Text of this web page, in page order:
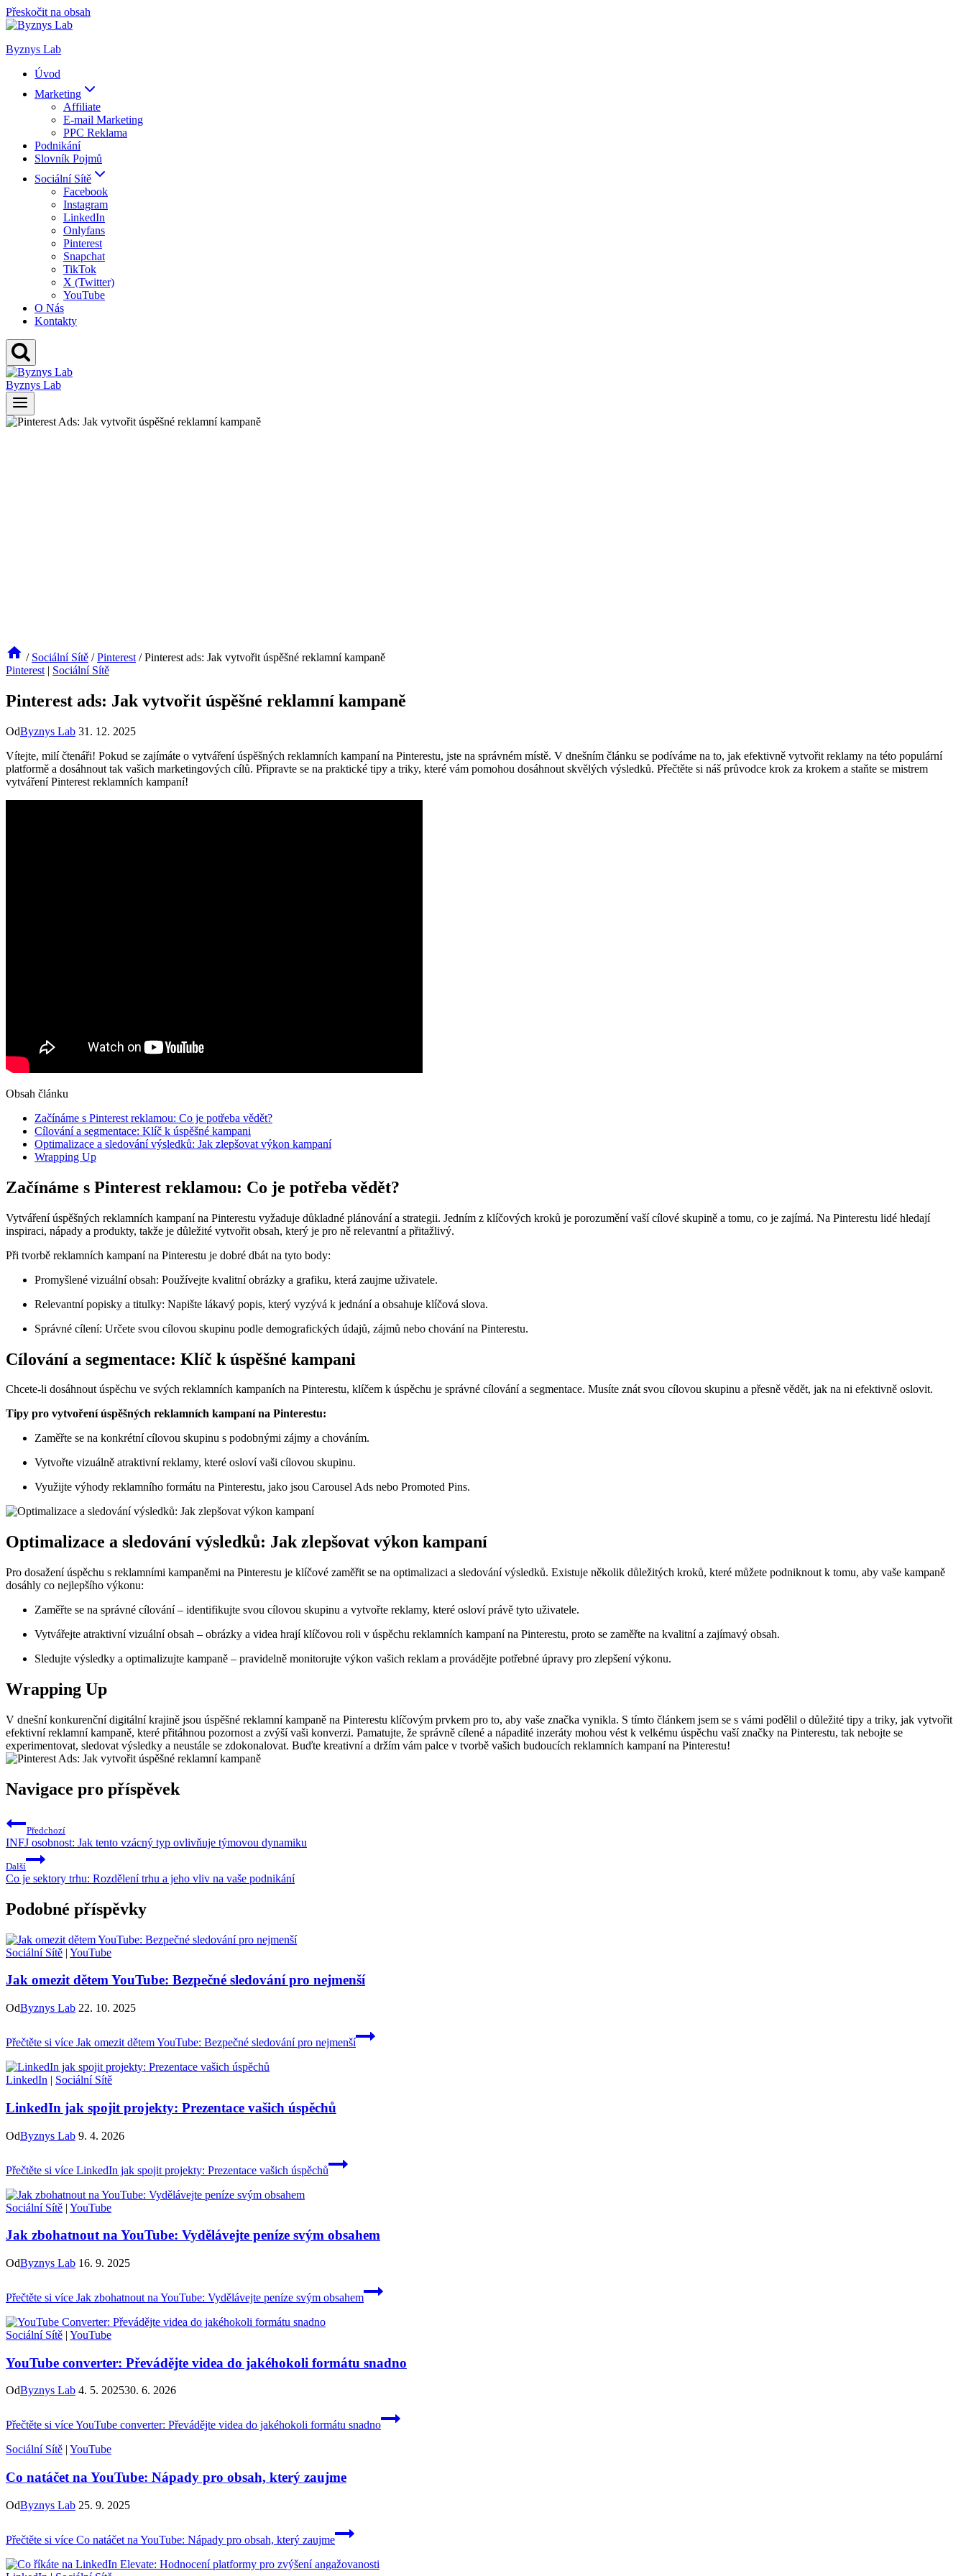
Přeskočit na obsah
Byznys Lab
Úvod
Marketing
Affiliate
E-mail Marketing
PPC Reklama
Podnikání
Slovník Pojmů
Sociální Sítě
Facebook
Instagram
LinkedIn
Onlyfans
Pinterest
Snapchat
TikTok
X (Twitter)
YouTube
O Nás
Kontakty
Byznys Lab
/ Sociální Sítě / Pinterest / Pinterest ads: Jak vytvořit úspěšné reklamní kampaně
Pinterest | Sociální Sítě
Pinterest ads: Jak vytvořit úspěšné reklamní kampaně
OdByznys Lab 31. 12. 2025
Vítejte, milí čtenáři! Pokud se zajímáte o vytváření úspěšných reklamních kampaní na Pinterestu, jste na správném místě. V dnešním článku se podíváme na to, jak efektivně vytvořit reklamy na této populární
platformě a dosáhnout tak vašich marketingových cílů. Připravte se na praktické tipy a triky, které vám pomohou dosáhnout skvělých výsledků. Přečtěte si náš průvodce krok za krokem a staňte se mistrem
vytváření Pinterest reklamních kampaní!
Obsah článku
Začínáme s Pinterest reklamou: Co je potřeba vědět?
Cílování a segmentace: Klíč k úspěšné kampani
Optimalizace a sledování výsledků: Jak zlepšovat výkon kampaní
Wrapping Up
Začínáme s Pinterest reklamou: Co je potřeba vědět?
Vytváření úspěšných reklamních kampaní na Pinterestu vyžaduje důkladné plánování a strategii. Jedním z klíčových kroků je porozumění vaší cílové skupině a tomu, co je zajímá. Na Pinterestu lidé hledají
inspiraci, nápady a produkty, takže je důležité vytvořit obsah, který je pro ně relevantní a přitažlivý.
Při tvorbě reklamních kampaní na Pinterestu je dobré dbát na tyto body:
Promyšlené vizuální obsah: Používejte kvalitní obrázky a grafiku, která zaujme uživatele.
Relevantní popisky a titulky: Napište lákavý popis, který vyzývá k jednání a obsahuje klíčová slova.
Správné cílení: Určete svou cílovou skupinu podle demografických údajů, zájmů nebo chování na Pinterestu.
Cílování a segmentace: Klíč k úspěšné kampani
Chcete-li dosáhnout úspěchu ve svých reklamních kampaních na Pinterestu, klíčem k úspěchu je správné cílování a segmentace. Musíte znát svou cílovou skupinu a přesně vědět, jak na ni efektivně oslovit.
Tipy pro vytvoření úspěšných reklamních kampaní na Pinterestu:
Zaměřte se na konkrétní cílovou skupinu s podobnými zájmy a chováním.
Vytvořte vizuálně atraktivní reklamy, které osloví vaši cílovou skupinu.
Využijte výhody reklamního formátu na Pinterestu, jako jsou Carousel Ads nebo Promoted Pins.
Optimalizace a sledování výsledků: Jak zlepšovat výkon kampaní
Pro dosažení úspěchu s reklamními kampaněmi na Pinterestu je klíčové zaměřit se na optimalizaci a sledování výsledků. Existuje několik důležitých kroků, které můžete podniknout k tomu, aby vaše kampaně
dosáhly co nejlepšího výkonu:
Zaměřte se na správné cílování – identifikujte svou cílovou skupinu a vytvořte reklamy, které osloví právě tyto uživatele.
Vytvářejte atraktivní vizuální obsah – obrázky a videa hrají klíčovou roli v úspěchu reklamních kampaní na Pinterestu, proto se zaměřte na kvalitní a zajímavý obsah.
Sledujte výsledky a optimalizujte kampaně – pravidelně monitorujte výkon vašich reklam a provádějte potřebné úpravy pro zlepšení výkonu.
Wrapping Up
V dnešní konkurenční digitální krajině jsou úspěšné reklamní kampaně na Pinterestu klíčovým prvkem pro to, aby vaše značka vynikla. S tímto článkem jsem se s vámi podělil o důležité tipy a triky, jak vytvořit
efektivní reklamní kampaně, které přitáhnou pozornost a zvýší vaši konverzi. Pamatujte, že správně cílené a nápadité inzeráty mohou vést k velkému úspěchu vaší značky na Pinterestu, tak nebojte se
experimentovat, sledovat výsledky a neustále se zdokonalovat. Buďte kreativní a držím vám palce v tvorbě vašich budoucích reklamních kampaní na Pinterestu!
Navigace pro příspěvek
Předchozí
INFJ osobnost: Jak tento vzácný typ ovlivňuje týmovou dynamiku
Další
Co je sektory trhu: Rozdělení trhu a jeho vliv na vaše podnikání
Podobné příspěvky
Sociální Sítě | YouTube
Jak omezit dětem YouTube: Bezpečné sledování pro nejmenší
OdByznys Lab 22. 10. 2025
Přečtěte si více Jak omezit dětem YouTube: Bezpečné sledování pro nejmenší
LinkedIn | Sociální Sítě
LinkedIn jak spojit projekty: Prezentace vašich úspěchů
OdByznys Lab 9. 4. 2026
Přečtěte si více LinkedIn jak spojit projekty: Prezentace vašich úspěchů
Sociální Sítě | YouTube
Jak zbohatnout na YouTube: Vydělávejte peníze svým obsahem
OdByznys Lab 16. 9. 2025
Přečtěte si více Jak zbohatnout na YouTube: Vydělávejte peníze svým obsahem
Sociální Sítě | YouTube
YouTube converter: Převádějte videa do jakéhokoli formátu snadno
OdByznys Lab 4. 5. 202530. 6. 2026
Přečtěte si víceYouTube converter: Převádějte videa do jakéhokoli formátu snadno
Sociální Sítě | YouTube
Co natáčet na YouTube: Nápady pro obsah, který zaujme
OdByznys Lab 25. 9. 2025
Přečtěte si více Co natáčet na YouTube: Nápady pro obsah, který zaujme